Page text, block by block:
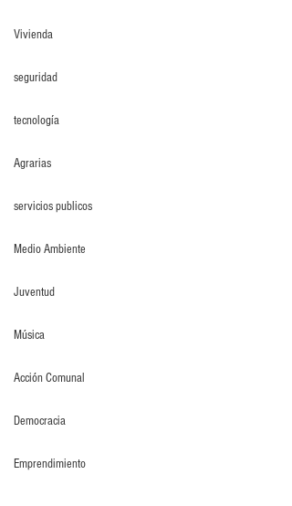
Vivienda
seguridad
tecnología
Agrarias
servicios publicos
Medio Ambiente
Juventud
Música
Acción Comunal
Democracia
Emprendimiento